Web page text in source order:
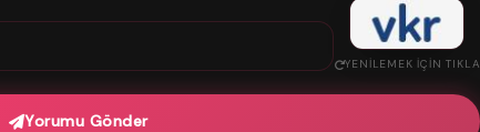
YENILEMEK IÇIN TIKLA
Yorumu Gönder